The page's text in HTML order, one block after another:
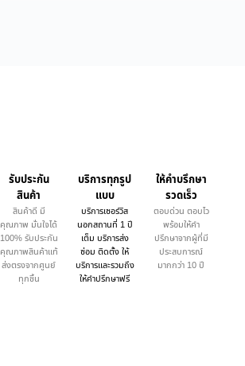
รับประกัน
สินค้า
สินค้าดี มี
คุณภาพ มั่นใจได้
100% รับประกัน
คุณภาพสินค้าแท้
ส่งตรงจากศูนย์
ทุกชิ้น
บริการทุกรูป
แบบ
บริการเซอร์วิส
นอกสถานที่ 1 ปี
เต็ม บริการส่ง
ซ่อม ติดตั้ง ให้
บริการและรวมถึง
ให้คำปรึกษาฟรี
ให้คำบรึกษา
รวดเร็ว
ตอบด่วน ตอบไว
พร้อมให้คำ
ปรึกษาจากผู้ที่มี
ประสบการณ์
มากกว่า 10 ปี